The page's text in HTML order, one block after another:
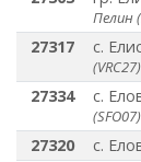
Пелин
27317 с.
(VRC27)
27334 с.
(SFO07)
27320 с.